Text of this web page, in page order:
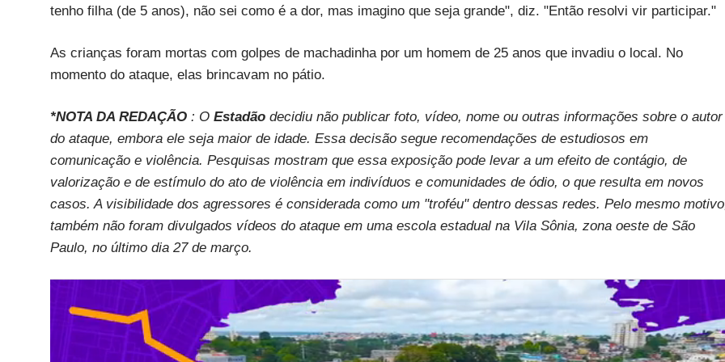
tenho filha (de 5 anos), não sei como é a dor, mas imagino que seja grande", diz. "Então resolvi vir participar."
As crianças foram mortas com golpes de machadinha por um homem de 25 anos que invadiu o local. No
momento do ataque, elas brincavam no pátio.
*NOTA DA REDAÇÃO : O Estadão decidiu não publicar foto, vídeo, nome ou outras informações sobre o autor
do ataque, embora ele seja maior de idade. Essa decisão segue recomendações de estudiosos em
comunicação e violência. Pesquisas mostram que essa exposição pode levar a um efeito de contágio, de
valorização e de estímulo do ato de violência em indivíduos e comunidades de ódio, o que resulta em novos
casos. A visibilidade dos agressores é considerada como um "troféu" dentro dessas redes. Pelo mesmo
também não foram divulgados vídeos do ataque em uma escola estadual na Vila Sônia, zona oeste de São
Paulo, no último dia 27 de março.